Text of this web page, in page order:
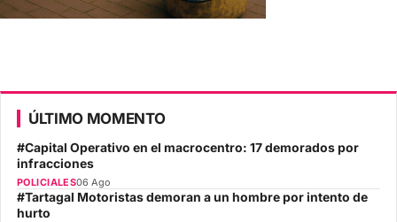
ÚLTIMO MOMENTO
#Capital Operativo en el macrocentro: 17 demorados por
infracciones
POLICIALES06 Ago
#Tartagal Motoristas demoran a un hombre por intento de
hurto